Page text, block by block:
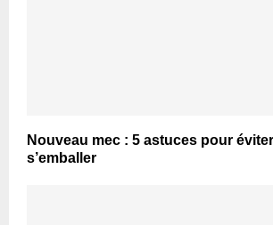
Nouveau mec : 5 astuces pour
s’emballer